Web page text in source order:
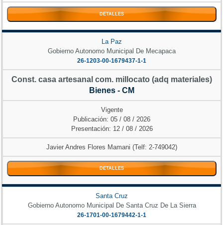
DETALLES
La Paz
Gobierno Autonomo Municipal De Mecapaca
26-1203-00-1679437-1-1
Const. casa artesanal com. millocato (adq materiales)
Bienes - CM
Vigente
Publicación: 05 / 08 / 2026
Presentación: 12 / 08 / 2026
Javier Andres Flores Mamani (Telf: 2-749042)
DETALLES
Santa Cruz
Gobierno Autonomo Municipal De Santa Cruz De La Sierra
26-1701-00-1679442-1-1